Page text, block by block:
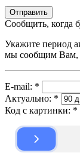
Сообщить, когда
Укажите период
мы сообщим Вам,
E-mail: *
Актуально: *
Код с картинки: *